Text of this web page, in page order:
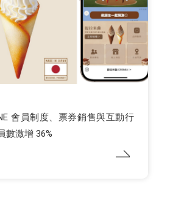
會員制度、票券銷售與互動行
數激增 36%